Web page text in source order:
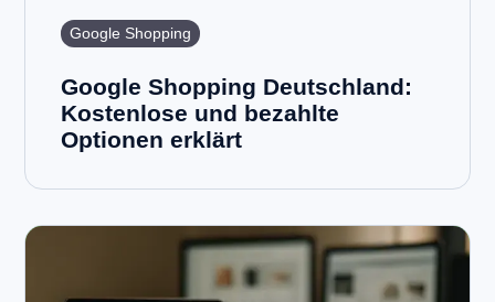
Google Shopping
Google Shopping Deutschland:
Kostenlose und bezahlte
Optionen erklärt